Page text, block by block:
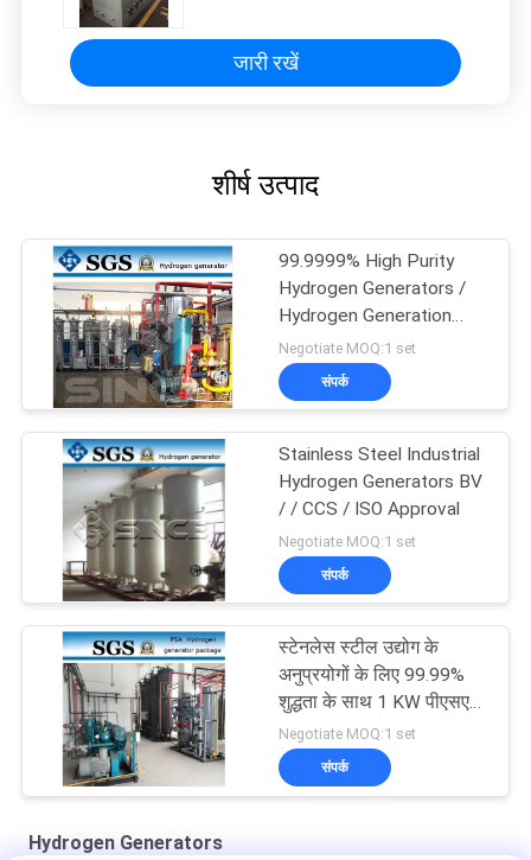
जारी रखें
शीर्ष उत्पाद
99.9999% High Purity
Hydrogen Generators /
Hydrogen Generation
Plant
Negotiate MOQ:1 set
संपर्क
Stainless Steel Industrial
Hydrogen Generators BV
/ / CCS / ISO Approval
Negotiate MOQ:1 set
संपर्क
स्टेनलेस स्टील उद्योग के
अनुप्रयोगों के लिए 99.99%
शुद्धता के साथ 1 KW पीएसए
हाइड्रोजन जनरेटर
Negotiate MOQ:1 set
संपर्क
Hydrogen Generators